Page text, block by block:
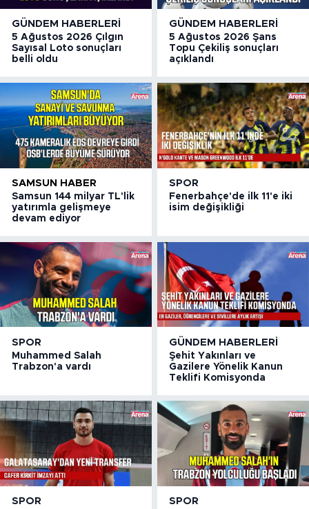
GÜNDEM HABERLERI
5 Ağustos 2026 Çılgın
Sayısal Loto sonuçları
belli oldu
GÜNDEM HABERLERI
5 Ağustos 2026 Şans
Topu Çekiliş sonuçları
açıklandı
SAMSUN HABER
Samsun 144 milyar TL'lik
yatırımla gelişmeye
devam ediyor
SPOR
Fenerbahçe'de ilk 11'e iki
isim değişikliği
SPOR
Muhammed Salah
Trabzon'a vardı
GÜNDEM HABERLERI
Şehit Yakınları ve
Gazilere Yönelik Kanun
Teklifi Komisyonda
SPOR SPOR